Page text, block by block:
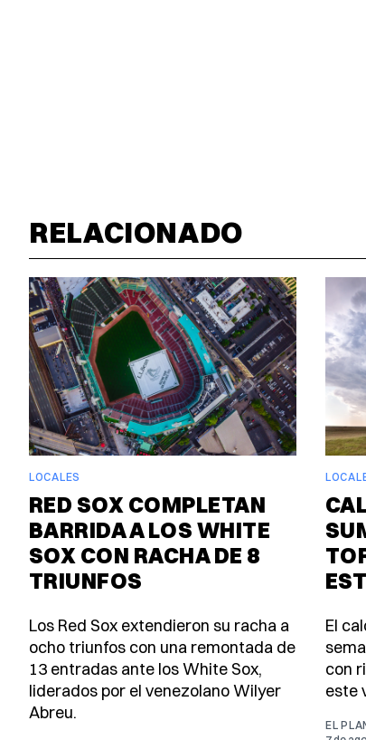
RELACIONADO
LOCALES
RED SOX COMPLETAN
BARRIDA A LOS WHITE
SOX CON RACHA DE 8
TRIUNFOS
Los Red Sox extendieron su racha a
ocho triunfos con una remontada de
13 entradas ante los White Sox,
liderados por el venezolano Wilyer
Abreu.
El
con
este
EL